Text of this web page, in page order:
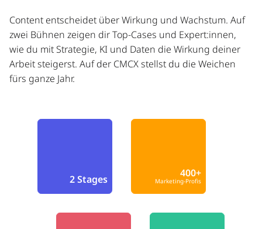
Content entscheidet über Wirkung und Wachstum. Auf
zwei Bühnen zeigen dir Top-Cases und Expert:innen,
wie du mit Strategie, KI und Daten die Wirkung deiner
Arbeit steigerst. Auf der CMCX stellst du die Weichen
fürs ganze Jahr.
2 Stages 400+
Marketing-Profis